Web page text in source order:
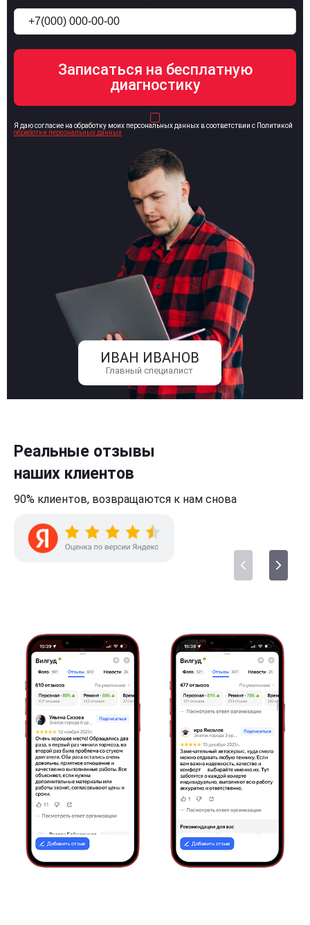
ИВАН ИВАНОВ
Главный специалист
Я даю согласие на обработку моих персональных данных в соответствии с Политикой
обработки персональных данных
Реальные отзывы
наших клиентов
90% клиентов, возвращаются к нам снова